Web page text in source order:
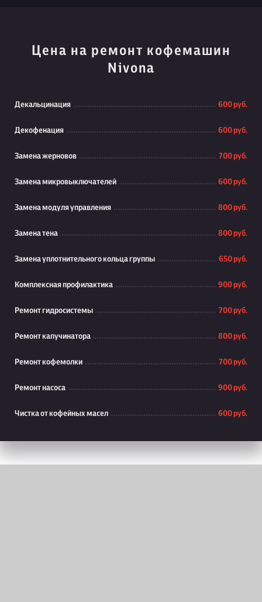
Цена на ремонт кофемашин
Nivona
Декальцинация 600 руб.
Декофенация 600 руб.
Замена жерновов 700 руб.
Замена микровыключателей 600 руб.
Замена модуля управления 800 руб.
Замена тена 800 руб.
Замена уплотнительного кольца группы 650 руб.
Комплексная профилактика 900 руб.
Ремонт гидросистемы 700 руб.
Ремонт капучинатора 800 руб.
Ремонт кофемолки 700 руб.
Ремонт насоса 900 руб.
Чистка от кофейных масел 600 руб.